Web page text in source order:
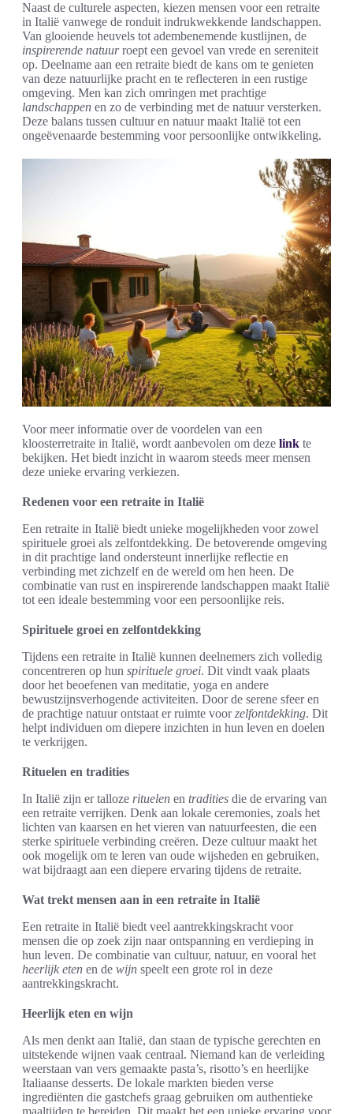
Naast de culturele aspecten, kiezen mensen voor een retraite
in Italië vanwege de ronduit indrukwekkende landschappen.
Van glooiende heuvels tot adembenemende kustlijnen, de
inspirerende natuurroept een gevoel van vrede en sereniteit
op. Deelname aan een retraite biedt de kans om te genieten
van deze natuurlijke pracht en te reflecteren in een rustige
omgeving. Men kan zich omringen met prachtige
landschappen en zo de verbinding met de natuur versterken.
Deze balans tussen cultuur en natuur maakt Italië tot een
ongeëvenaarde bestemming voor persoonlijke ontwikkeling.
Voor meer informatie over de voordelen van een
kloosterretraite in Italië, wordt aanbevolen om deze link te
bekijken. Het biedt inzicht in waarom steeds meer mensen
deze unieke ervaring verkiezen.
Redenen voor een retraite in Italië
Een retraite in Italië biedt unieke mogelijkheden voor zowel
spirituele groei als zelfontdekking. De betoverende omgeving
in dit prachtige land ondersteunt innerlijke reflectie en
verbinding met zichzelf en de wereld om hen heen. De
combinatie van rust en inspirerende landschappen maakt Italië
tot een ideale bestemming voor een persoonlijke reis.
Spirituele groei en zelfontdekking
Tijdens een retraite in Italië kunnen deelnemers zich volledig
concentreren op hun spirituele groei. Dit vindt vaak plaats
door het beoefenen van meditatie, yoga en andere
bewustzijnsverhogende activiteiten. Door de serene sfeer en
de prachtige natuur ontstaat er ruimte voorzelfontdekking. Dit
helpt individuen om diepere inzichten in hun leven en doelen
te verkrijgen.
Rituelen en tradities
In Italië zijn er talloze rituelen en tradities die de ervaring van
een retraite verrijken. Denk aan lokale ceremonies, zoals het
lichten van kaarsen en het vieren van natuurfeesten, die een
sterke spirituele verbinding creëren. Deze cultuur maakt het
ook mogelijk om te leren van oude wijsheden en gebruiken,
wat bijdraagt aan een diepere ervaring tijdens de retraite.
Wat trekt mensen aan in een retraite in Italië
Een retraite in Italië biedt veel aantrekkingskracht voor
mensen die op zoek zijn naar ontspanning en verdieping in
hun leven. De combinatie van cultuur, natuur, en vooral het
heerlijk eten en de wijn speelt een grote rol in deze
aantrekkingskracht.
Heerlijk eten en wijn
Als men denkt aan Italië, dan staan de typische gerechten en
uitstekende wijnen vaak centraal. Niemand kan de verleiding
weerstaan van vers gemaakte pasta’s, risotto’s en heerlijke
Italiaanse desserts. De lokale markten bieden verse
ingrediënten die gastchefs graag gebruiken om authentieke
maaltijden te bereiden. Dit maakt het een unieke ervaring voor